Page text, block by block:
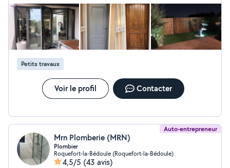
personne. Vous pouvez faire appel à lui les yeux fermés.
Petits travaux
Voir le profil Contacter
Auto-entrepreneur
Mrn Plomberie (MRN)
Plombier
Roquefort-la-Bédoule (Roquefort-la-Bédoule)
4,5/5 (43 avis)